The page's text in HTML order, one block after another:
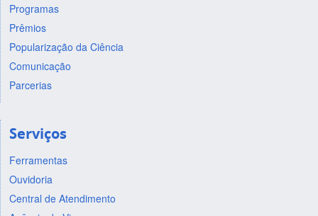
Programas
Prêmios
Popularização da Ciência
Comunicação
Parcerias
Serviços
Ferramentas
Ouvidoria
Central de Atendimento